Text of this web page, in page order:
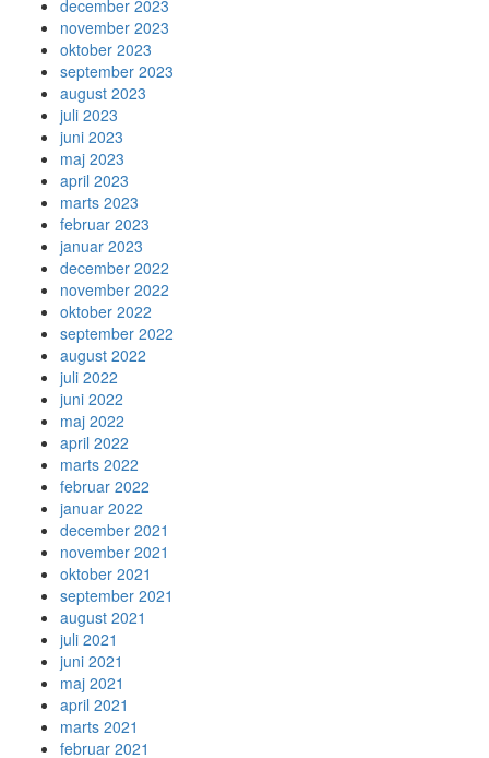
december 2023
november 2023
oktober 2023
september 2023
august 2023
juli 2023
juni 2023
maj 2023
april 2023
marts 2023
februar 2023
januar 2023
december 2022
november 2022
oktober 2022
september 2022
august 2022
juli 2022
juni 2022
maj 2022
april 2022
marts 2022
februar 2022
januar 2022
december 2021
november 2021
oktober 2021
september 2021
august 2021
juli 2021
juni 2021
maj 2021
april 2021
marts 2021
februar 2021